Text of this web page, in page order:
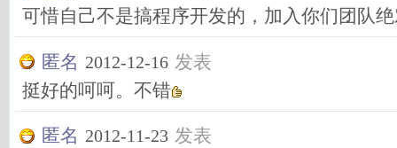
可惜自己不是搞程序开发的，加入你们团队
匿名 2012-12-16 发表
挺好的呵呵。不错
匿名 2012-11-23 发表